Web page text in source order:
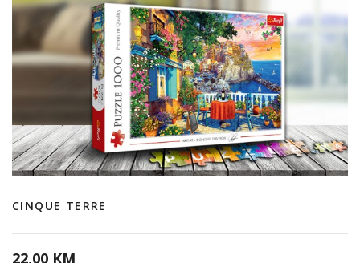
CINQUE TERRE
22,00 KM